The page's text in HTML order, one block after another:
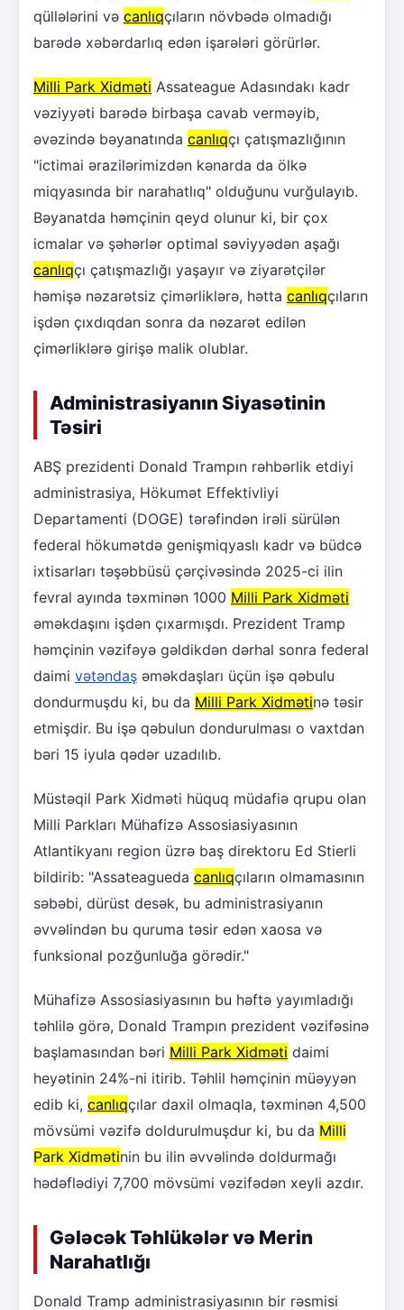
qüllələrini və canlıqçıların növbədə olmadığı
barədə xəbərdarlıq edən işarələri görürlər.
Milli Park Xidməti Assateague Adasındakı kadr
vəziyyəti barədə birbaşa cavab verməyib,
əvəzində bəyanatında canlıqçı çatışmazlığının
"ictimai ərazilərimizdən kənarda da ölkə
miqyasında bir narahatlıq" olduğunu vurğulayıb.
Bəyanatda həmçinin qeyd olunur ki, bir çox
icmalar və şəhərlər optimal səviyyədən aşağı
canlıqçı çatışmazlığı yaşayır və ziyarətçilər
həmişə nəzarətsiz çimərliklərə, hətta canlıqçıların
işdən çıxdıqdan sonra da nəzarət edilən
çimərliklərə girişə malik olublar.
Administrasiyanın Siyasətinin
Təsiri
ABŞ prezidenti Donald Trampın rəhbərlik etdiyi
administrasiya, Hökumət Effektivliyi
Departamenti (DOGE) tərəfindən irəli sürülən
federal hökumətdə genişmiqyaslı kadr və büdcə
ixtisarları təşəbbüsü çərçivəsində 2025-ci ilin
fevral ayında təxminən 1000 Milli Park Xidməti
əməkdaşını işdən çıxarmışdı. Prezident Tramp
həmçinin vəzifəyə gəldikdən dərhal sonra federal
daimi vətəndaş əməkdaşları üçün işə qəbulu
dondurmuşdu ki, bu da Milli Park Xidmətinə təsir
etmişdir. Bu işə qəbulun dondurulması o vaxtdan
bəri 15 iyula qədər uzadılıb.
Müstəqil Park Xidməti hüquq müdafiə qrupu olan
Milli Parkları Mühafizə Assosiasiyasının
Atlantikyanı region üzrə baş direktoru Ed Stierli
bildirib: "Assateagueda canlıqçıların olmamasının
səbəbi, dürüst desək, bu administrasiyanın
əvvəlindən bu quruma təsir edən xaosa və
funksional pozğunluğa görədir."
Mühafizə Assosiasiyasının bu həftə yayımladığı
təhlilə görə, Donald Trampın prezident vəzifəsinə
başlamasından bəri Milli Park Xidməti daimi
heyətinin 24%-ni itirib. Təhlil həmçinin müəyyən
edib ki, canlıqçılar daxil olmaqla, təxminən 4,500
mövsümi vəzifə doldurulmuşdur ki, bu da Milli
Park Xidmətinin bu ilin əvvəlində doldurmağı
hədəflədiyi 7,700 mövsümi vəzifədən xeyli azdır.
Gələcək Təhlükələr və Merin
Narahatlığı
Donald Tramp administrasiyasının bir rəsmisi